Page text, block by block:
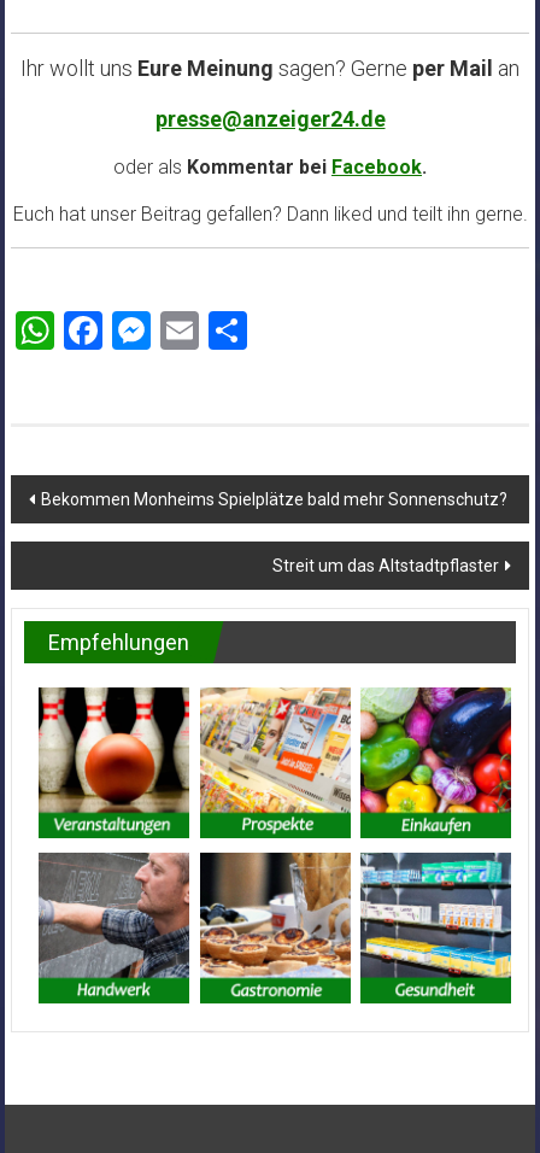
Ihr wollt uns Eure Meinung sagen? Gerne per Mail an
presse@anzeiger24.de
oder als Kommentar bei Facebook.
Euch hat unser Beitrag gefallen? Dann liked und teilt ihn gerne.
WhatsApp
Facebook
Messenger
EmailTeilen
Beitragsnavigation
Bekommen Monheims Spielplätze bald mehr Sonnenschutz?
Streit um das Altstadtpflaster
Empfehlungen